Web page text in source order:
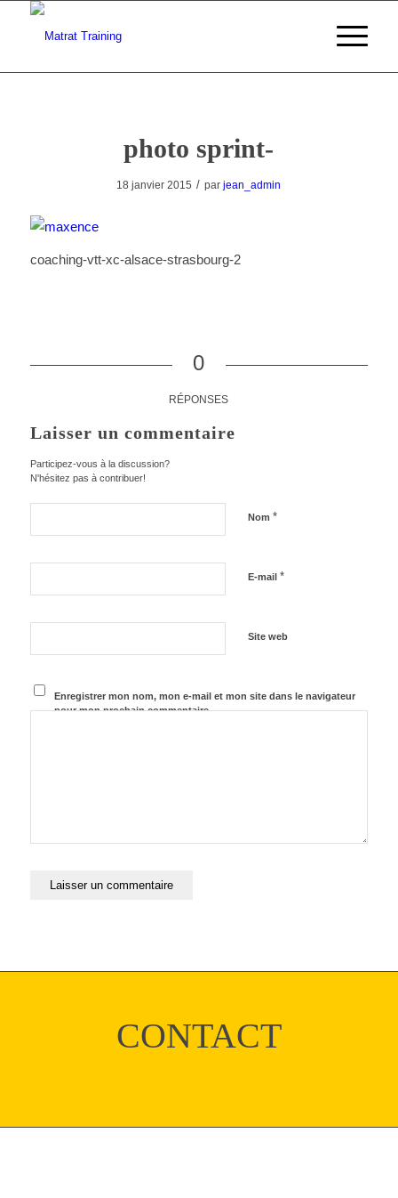
photo sprint-
18 janvier 2015 / parjean_admin
coaching-vtt-xc-alsace-strasbourg-2
0
RÉPONSES
Laisser un commentaire
Participez-vous à la discussion?
N'hésitez pas à contribuer!
Nom *
E-mail *
Site web
Enregistrer mon nom, mon e-mail et mon site dans le navigateur
pour mon prochain commentaire.
CONTACT